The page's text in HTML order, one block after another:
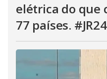
elétrica do que
77 países.